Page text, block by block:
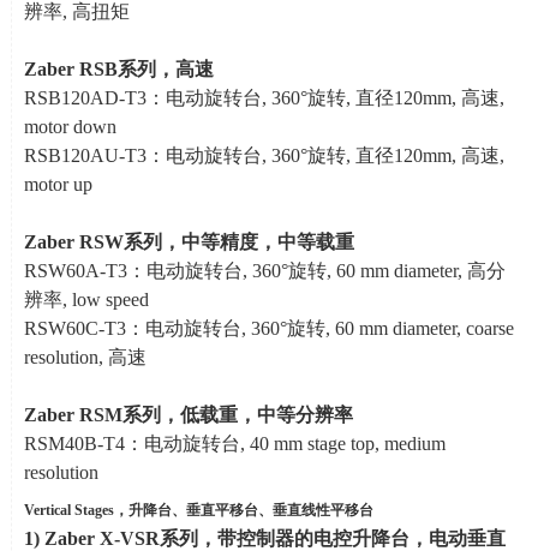
辨率, 高扭矩
Zaber RSB系列，高速
RSB120AD-T3：电动旋转台, 360°旋转, 直径120mm, 高速,
motor down
RSB120AU-T3：电动旋转台, 360°旋转, 直径120mm, 高速,
motor up
Zaber RSW系列，中等精度，中等载重
RSW60A-T3：电动旋转台, 360°旋转, 60 mm diameter, 高分
辨率, low speed
RSW60C-T3：电动旋转台, 360°旋转, 60 mm diameter, coarse
resolution, 高速
Zaber RSM系列，低载重，中等分辨率
RSM40B-T4：电动旋转台, 40 mm stage top, medium
resolution
Vertical Stages， 升降台、垂直平移台、垂直线性平移台
1) Zaber X-VSR系列 ，带控制器的电控升降台，电动垂直